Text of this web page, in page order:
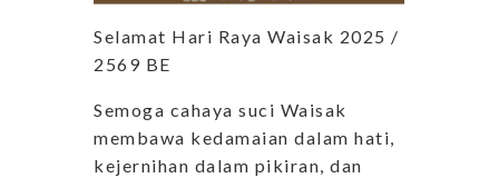
Selamat Hari Raya Waisak 2025 /
2569 BE
Semoga cahaya suci Waisak
membawa kedamaian dalam hati,
kejernihan dalam pikiran, dan